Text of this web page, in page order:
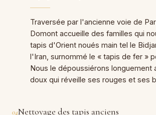
Traversée par l'ancienne voie de
Domont accueille des familles qui
tapis d'Orient noués main tel le
l'Iran, surnommé le « tapis de fer »
Nous le dépoussiérons longuement
doux qui réveille ses rouges et ses
04Nettoyage des tapis anciens